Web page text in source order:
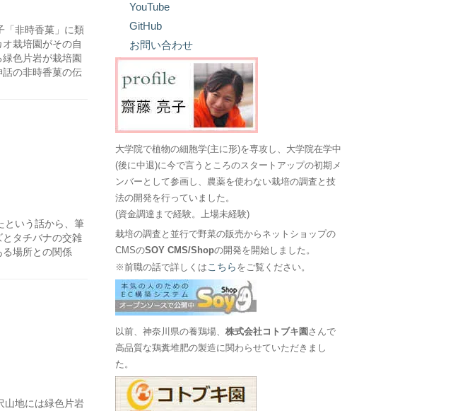
「非時香菓」に類
栽培園がその自
色片岩が栽培園
の非時香菓の伝
という話から、筆
タチバナの交雑
場所との関係
山地には緑色片岩
YouTube
GitHub
お問い合わせ
大学院で植物の細胞学(主に形)を専攻し、大学院在学中
(後に中退)に今で言うところのスタートアップの初期メ
ンバーとして参画し、農薬を使わない栽培の調査と技
法の開発を行っていました。
(資金調達まで経験。上場未経験)
栽培の調査と並行で野菜の販売からネットショップの
CMSのSOY CMS/Shopの開発を開始しました。
※前職の話で詳しくは こちら をご覧ください。
以前、神奈川県の養鶏場、株式会社コトブキ園 さんで
高品質な鶏糞堆肥の製造に関わらせていただきまし
た。